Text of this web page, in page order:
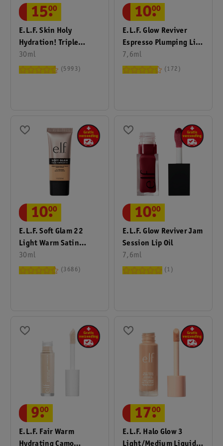
E.l.f. Skin Holy
Hydration! Triple
Bounce Serum
30ml
15.
00
5993
E.l.f. Glow Reviver
Espresso Plumping Lip
Oil
7,6ml
10.
00
172
E.l.f. Soft Glam 22
Light Warm Satin
Foundation
30ml
10.
00
3686
E.l.f. Glow Reviver Jam
Session Lip Oil
7,6ml
10.
00
1
E.l.f. Fair Warm
Hydrating Camo
9.
00
E.l.f. Halo Glow 3
Light/Medium Liquid
17.
00